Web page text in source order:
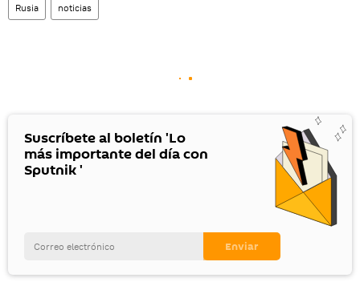
Rusia noticias
Suscríbete al boletín 'Lo
más importante del día con
Sputnik '